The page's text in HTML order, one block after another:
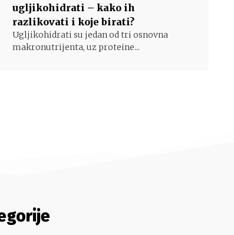
ugljikohidrati – kako ih
razlikovati i koje birati?
Ugljikohidrati su jedan od tri osnovna
makronutrijenta, uz proteine...